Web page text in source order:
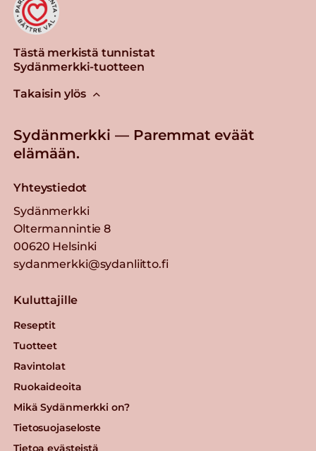
Tästä merkistä tunnistat
Sydänmerkki-tuotteen
Takaisin ylös
Sydänmerkki — Paremmat eväät
elämään.
Yhteystiedot
Sydänmerkki
Oltermannintie 8
00620 Helsinki
sydanmerkki@sydanliitto.fi
Kuluttajille
Reseptit
Tuotteet
Ravintolat
Ruokaideoita
Mikä Sydänmerkki on?
Tietosuojaseloste
Tietoa evästeistä